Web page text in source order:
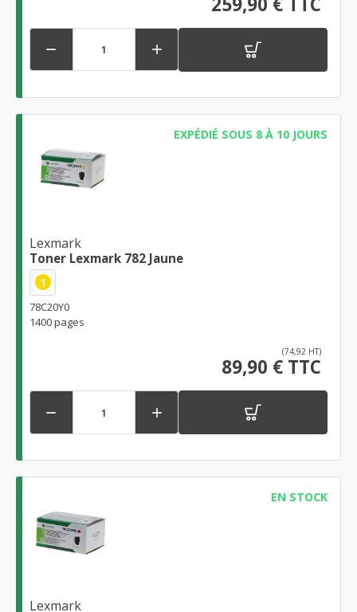
 
EXPÉDIÉ SOUS 8 À 10 JOURS
Lexmark
Toner Lexmark 782 Jaune
1
78C20Y0
1400 pages
(74,92 HT)
89,90 € TTC
 
EN STOCK
Lexmark